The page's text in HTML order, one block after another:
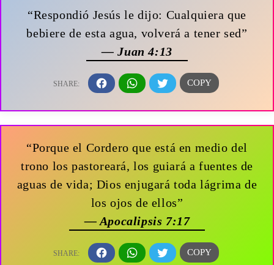
“Respondió Jesús le dijo: Cualquiera que
bebiere de esta agua, volverá a tener sed”
— Juan 4:13
“Porque el Cordero que está en medio del
trono los pastoreará, los guiará a fuentes de
aguas de vida; Dios enjugará toda lágrima de
los ojos de ellos”
— Apocalipsis 7:17